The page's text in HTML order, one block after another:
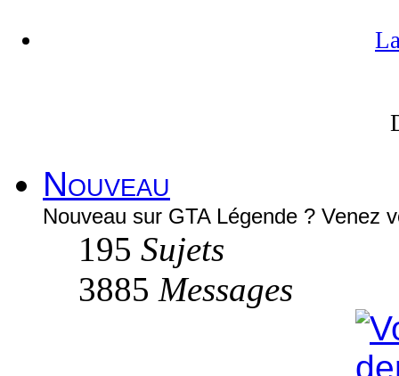
Nouveau
Nouveau sur GTA Légende ? Venez
195 Sujets
3885 Messages